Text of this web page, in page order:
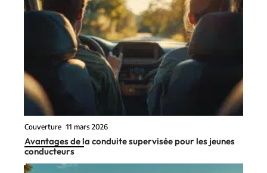
Couverture 11 mars 2026
Avantages de la conduite supervisée pour les jeunes
conducteurs